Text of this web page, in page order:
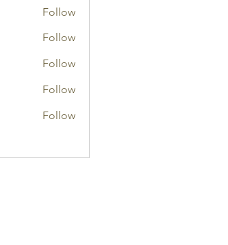
Follow
Follow
Follow
Follow
Follow